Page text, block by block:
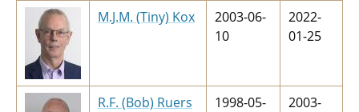
M.J.M. (Tiny) Kox
2003-06-
10
2022-
01-25
R.F. (Bob) Ruers
1998-05-
2003-